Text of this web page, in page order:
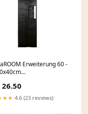
Erweiterung 60 -
26.50
4.6 (23 reviews)